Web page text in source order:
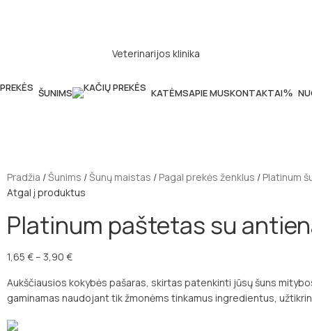
Veterinarijos klinika
ŠUNIMS KATĖMSAPIE MUSKONTAKTAI
Pradžia Šunims Šunų maistas Pagal prekės ženklus
Platinum
Atgal į produktus
Platinum paštetas su
1,65 €– 3,90 €
Aukščiausios kokybės pašaras, skirtas patenkinti jūsų šuns
gaminamas naudojant tik žmonėms tinkamus ingredientus,